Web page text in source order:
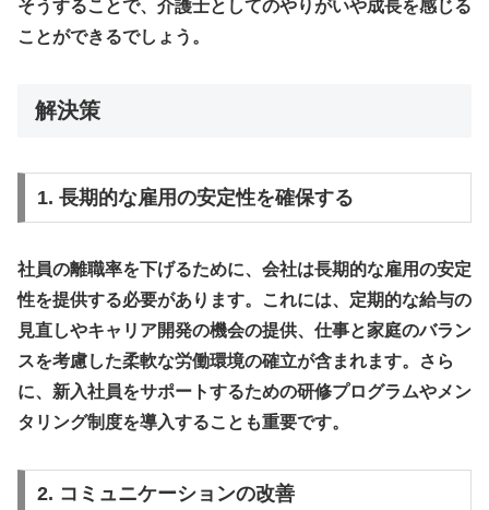
そうすることで、介護士としてのやりがいや成長を感じる
ことができるでしょう。
解決策
1. 長期的な雇用の安定性を確保する
社員の離職率を下げるために、会社は長期的な雇用の安定
性を提供する必要があります。これには、定期的な給与の
見直しやキャリア開発の機会の提供、仕事と家庭のバラン
スを考慮した柔軟な労働環境の確立が含まれます。さら
に、新入社員をサポートするための研修プログラムやメン
タリング制度を導入することも重要です。
2. コミュニケーションの改善